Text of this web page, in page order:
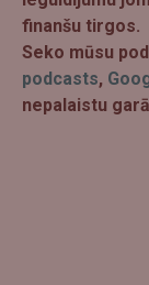
finanšu tirgos.
Seko mūsu
podcasts,
nepalaistu